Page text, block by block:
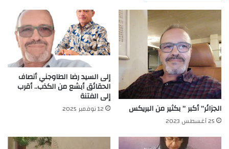
الجزائر” أكبر ” بكثير من البريكس
25 أغسطس 2023
إلى السيد رضا الطاوجني أنصاف
الحقائق أبشع من الكذب.. أقرب
إلى الفتنة
12 نوفمبر 2025